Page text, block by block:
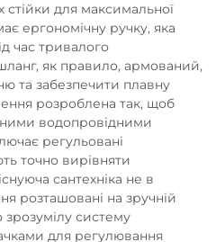
стійки для максимальної
ергономічну ручку, яка
час тривалого
як правило, армований,
та забезпечити плавну
розроблена так, щоб
водопровідними
регульовані
точно вирівняти
сантехніка не в
розташовані на зручній
зрозумілу систему
для регулювання